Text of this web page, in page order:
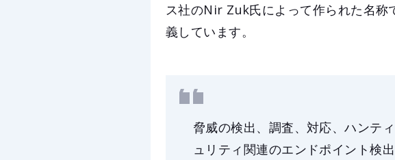
ス社のNir Zuk氏によって作られた名称
義しています。
脅威の検出、調査、対応、ハンテ
ュリティ関連のエンドポイント検